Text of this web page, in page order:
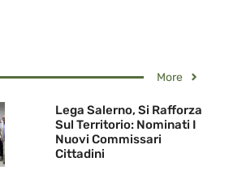
More
Lega Salerno, Si Rafforza
Sul Territorio: Nominati I
Nuovi Commissari
Cittadini